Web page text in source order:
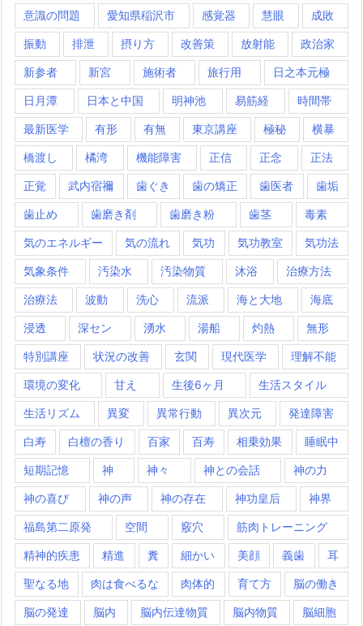
意識の問題 愛知県稲沢市 感覚器 慧眼 成敗
振動 排泄 摂り方 改善策 放射能 政治家
新参者 新宮 施術者 旅行用 日之本元極
日月潭 日本と中国 明神池 易筋経 時間帯
最新医学 有形 有無 東京講座 極秘 横暴
橋渡し 橘湾 機能障害 正信 正念 正法
正覚 武内宿禰 歯ぐき 歯の矯正 歯医者 歯垢
歯止め 歯磨き剤 歯磨き粉 歯茎 毒素
気のエネルギー 気の流れ 気功 気功教室 気功法
気象条件 汚染水 汚染物質 沐浴 治療方法
治療法 波動 洗心 流派 海と大地 海底
浸透 深セン 湧水 湯船 灼熱 無形
特別講座 状況の改善 玄関 現代医学 理解不能
環境の変化 甘え 生後6ヶ月 生活スタイル
生活リズム 異変 異常行動 異次元 発達障害
白寿 白檀の香り 百家 百寿 相乗効果 睡眠中
短期記憶 神 神々 神との会話 神の力
神の喜び 神の声 神の存在 神功皇后 神界
福島第二原発 空間 竅穴 筋肉トレーニング
精神的疾患 精進 糞 細かい 美顔 義歯 耳
聖なる地 肉は食べるな 肉体的 育て方 脳の働き
脳の発達 脳内 脳内伝達物質 脳内物質 脳細胞